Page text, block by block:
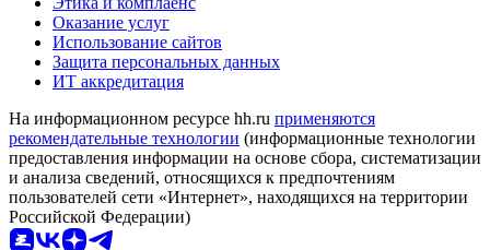
Оказание услуг
Использование сайтов
Защита персональных данных
ИТ аккредитация
На информационном ресурсе hh.ru применяются
рекомендательные технологии (информационные технологии
предоставления информации на основе сбора, систематизации
и анализа сведений, относящихся к предпочтениям
пользователей сети «Интернет», находящихся на территории
Российской Федерации)